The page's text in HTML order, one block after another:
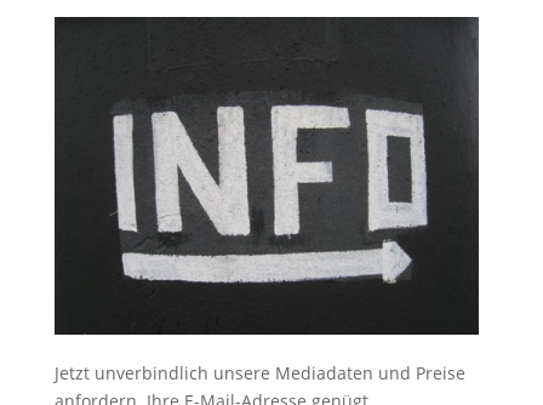
Jetzt unverbindlich unsere Mediadaten und Preise